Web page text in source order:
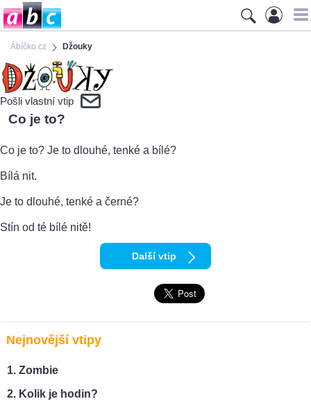
Ábíčko.cz Džouky
Pošli vlastní vtip
Co je to?
Co je to? Je to dlouhé, tenké a bílé?
Bílá nit.
Je to dlouhé, tenké a černé?
Stín od té bílé nitě!
Další vtip
Nejnovější vtipy
Zombie
Kolik je hodin?